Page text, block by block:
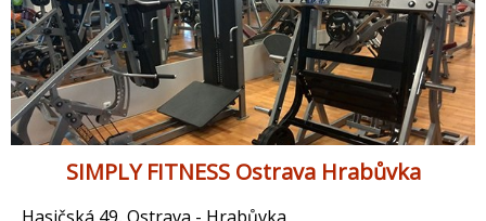
SIMPLY FITNESS Ostrava Hrabůvka